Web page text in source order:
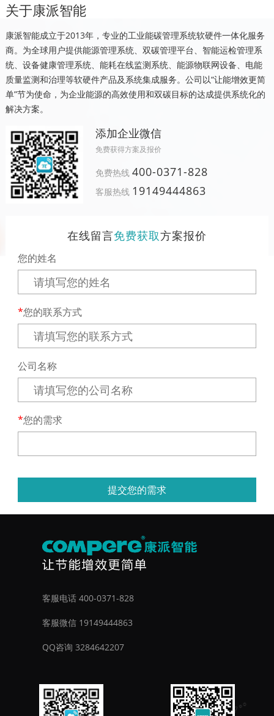
关于康派智能
康派智能成立于2013年，专业的工业能碳管理系统软硬件一体化服务
商。为全球用户提供能源管理系统、双碳管理平台、智能运检管理系
统、设备健康管理系统、能耗在线监测系统、能源物联网设备、电能
质量监测和治理等软硬件产品及系统集成服务。公司以“让能增效更简
单”节为使命，为企业能源的高效使用和双碳目标的达成提供系统化的
解决方案。
添加企业微信
免费获得方案及报价
免费热线 400-0371-828
客服热线 19149444863
在线留言免费获取方案报价
您的姓名
您的联系方式
公司名称
您的需求
提交您的需求
客服电话 400-0371-828
客服微信 19149444863
QQ咨询 3284642207